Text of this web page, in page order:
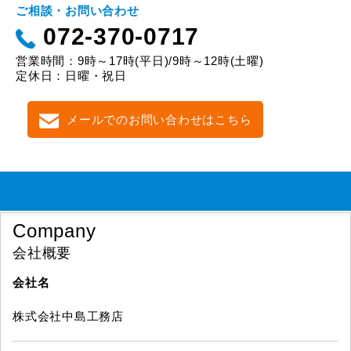
ご相談・お問い合わせ
072-370-0717
営業時間：9時～17時(平日)/9時～12時(土曜)
定休日：日曜・祝日
メールでのお問い合わせはこちら
Company
会社概要
会社名
株式会社中島工務店